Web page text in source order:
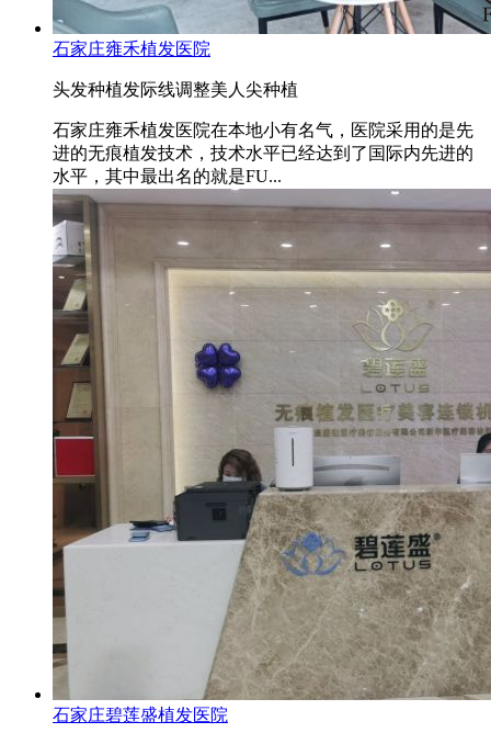
石家庄雍禾植发医院
头发种植发际线调整美人尖种植
石家庄雍禾植发医院在本地小有名气，医院采用的是先
进的无痕植发技术，技术水平已经达到了国际内先进的
水平，其中最出名的就是FU...
石家庄碧莲盛植发医院